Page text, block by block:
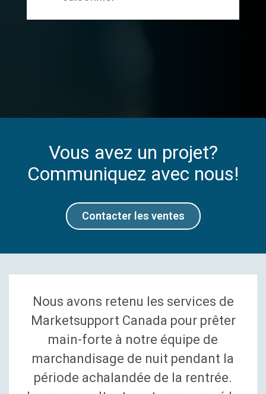
Vous avez un projet?
Communiquez avec nous!
Contacter les ventes
Nous avons retenu les services de
Marketsupport Canada pour prêter
main-forte à notre équipe de
marchandisage de nuit pendant la
période achalandée de la rentrée.